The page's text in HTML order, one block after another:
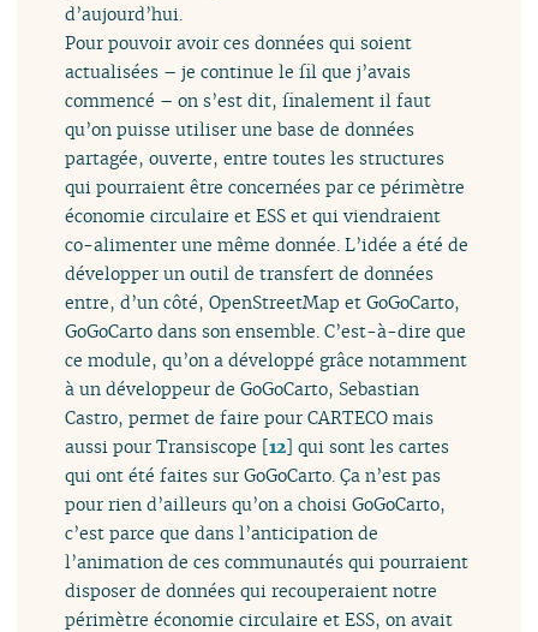
d’aujourd’hui.
Pour pouvoir avoir ces données qui soient
actualisées – je continue le fil que j’avais
commencé – on s’est dit, finalement il faut
qu’on puisse utiliser une base de données
partagée, ouverte, entre toutes les structures
qui pourraient être concernées par ce périmètre
économie circulaire et ESS et qui viendraient
co-alimenter une même donnée. L’idée a été de
développer un outil de transfert de données
entre, d’un côté, OpenStreetMap et GoGoCarto,
GoGoCarto dans son ensemble. C’est-à-dire que
ce module, qu’on a développé grâce notamment
à un développeur de GoGoCarto, Sebastian
Castro, permet de faire pour CARTECO mais
aussi pour Transiscope [12] qui sont les cartes
qui ont été faites sur GoGoCarto. Ça n’est pas
pour rien d’ailleurs qu’on a choisi GoGoCarto,
c’est parce que dans l’anticipation de
l’animation de ces communautés qui pourraient
disposer de données qui recouperaient notre
périmètre économie circulaire et ESS, on avait